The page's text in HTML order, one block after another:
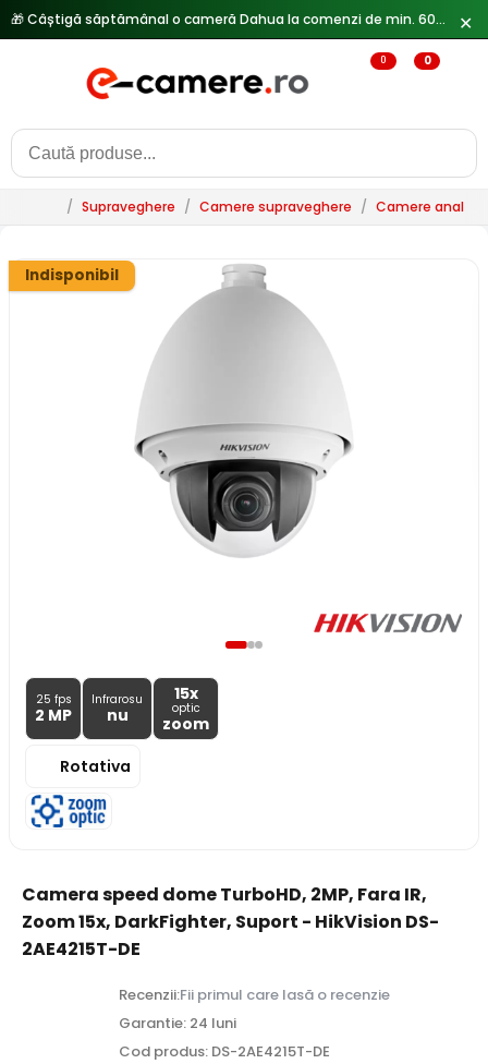
✕
0 0
/ Supraveghere / Camere supraveghere / Camere
Indisponibil
25 fps
2 MP
Infrarosu
nu
15x
optic
zoom
Rotativa
Camera speed dome TurboHD, 2MP, Fara IR,
Zoom 15x, DarkFighter, Suport - HikVision DS-
2AE4215T-DE
Recenzii:Fii primul care lasă o recenzie
Garantie: 24 luni
Cod produs: DS-2AE4215T-DE